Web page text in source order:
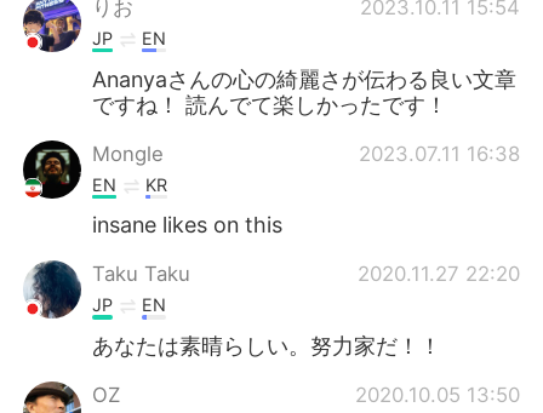
りお
2023.10.11 15:54
JP EN
Ananyaさんの心の綺麗さが伝わる良い文章
ですね！ 読んでて楽しかったです！
Mongle 2023.07.11 16:38
EN KR
insane likes on this
Taku Taku 2020.11.27 22:20
JP EN
あなたは素晴らしい。努力家だ！！
OZ 2020.10.05 13:50